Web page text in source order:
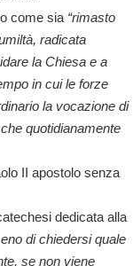
come sia “rimasto
radicata
la Chiesa e a
in cui le forze
la vocazione di
quotidianamente
II apostolo senza
dedicata alla
di chiedersi quale
se non viene